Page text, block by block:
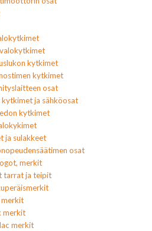
kytkimet
kytkimet
osat
ja sähköosat
kytkimet
ja sulakkeet
osat
merkit
tarrat ja teipit
merkit
merkit